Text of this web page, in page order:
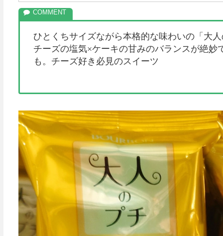
ひとくちサイズながら本格的な味わいの「大
チーズの塩気×ケーキの甘みのバランスが絶
も。チーズ好き必見のスイーツ